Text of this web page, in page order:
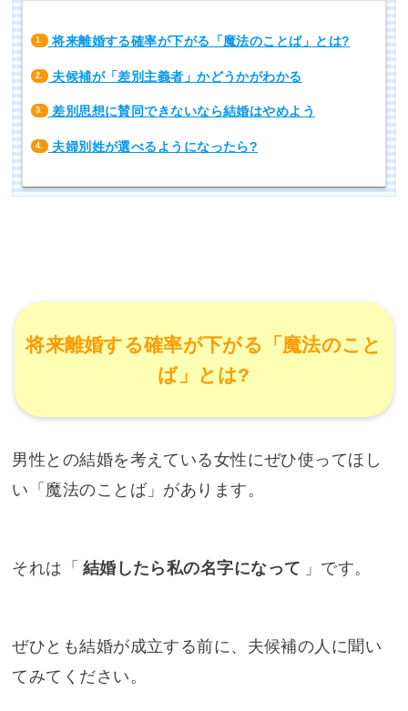
1. 将来離婚する確率が下がる「魔法のことば」とは?
2. 夫候補が「差別主義者」かどうかがわかる
3. 差別思想に賛同できないなら結婚はやめよう
4. 夫婦別姓が選べるようになったら?
将来離婚する確率が下がる「魔法のこと
ば」とは?
男性との結婚を考えている女性にぜひ使ってほし
い「魔法のことば」があります。
それは「 結婚したら私の名字になって 」です。
ぜひとも結婚が成立する前に、夫候補の人に聞い
てみてください。